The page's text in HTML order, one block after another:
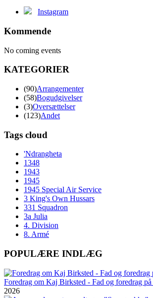
Instagram
Kommende
No coming events
KATEGORIER
(90)Arrangementer
(58)Bogudgivelser
(3)Oversættelser
(123)Andet
Tags cloud
'Ndrangheta
1348
1943
1945
1945 Special Air Service
3 King's Own Hussars
331 Squadron
3a Julia
4. Division
8. Armé
POPULÆRE INDLÆG
Foredrag om Kaj Birksted - Fad og foredrag
2026